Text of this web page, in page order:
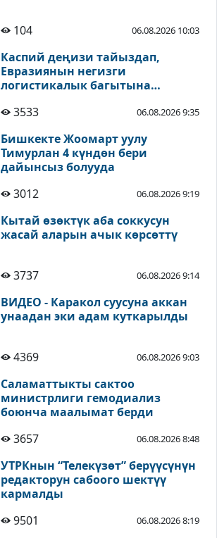
104 06.08.2026 10:03
Каспий деңизи тайыздап,
Евразиянын негизги
логистикалык багытына
3533
06.08.2026 9:35
Бишкекте Жоомарт уулу
Тимурлан 4 күндөн бери
дайынсыз болууда
3012
06.08.2026 9:19
Кытай өзөктүк аба соккусун
жасай аларын ачык көрсөттү
3737 06.08.2026 9:14
ВИДЕО - Каракол суусуна аккан
унаадан эки адам куткарылды
4369 06.08.2026 9:03
Саламаттыкты сактоо
министрлиги гемодиализ
боюнча маалымат берди
3657
06.08.2026 8:48
УТРКнын “Телекүзөт” берүүсүнүн
редакторун сабоого шектүү
кармалды
9501
06.08.2026 8:19